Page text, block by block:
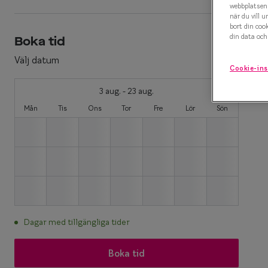
Efva Attling X
Oscar Jacobson
Smarteyes
Så väljer du rätt solglasögon
Boka tid
Välj datum
3 aug. - 23 aug.
Mån Tis Ons Tor Fre Lör Sön
Dagar med tillgängliga tider
Boka tid
när du vill
bort din
din data
Cookie-